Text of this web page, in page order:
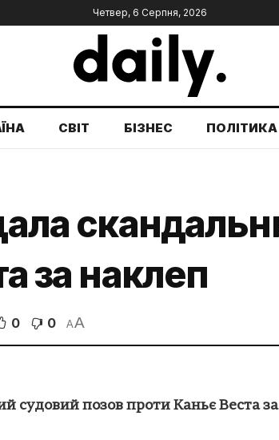
Четвер, 6 Серпня, 2026
СВІТ БІЗНЕС ПОЛІТИКА
за наклеп
0 0 AA
судовий позов проти Каньє Веста за